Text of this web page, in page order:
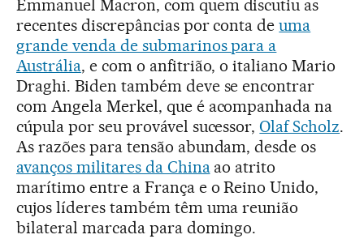
Emmanuel Macron, com quem discutiu as
recentes discrepâncias por conta deuma
grande venda de submarinos para a
Austrália, e com o anfitrião, o italiano Mario
Draghi. Biden também deve se encontrar
com Angela Merkel, que é acompanhada na
cúpula por seu provável sucessor, Olaf Scholz.
As razões para tensão abundam, desde os
avanços militares da Chinaao atrito
marítimo entre a França e o Reino Unido,
cujos líderes também têm uma reunião
bilateral marcada para domingo.